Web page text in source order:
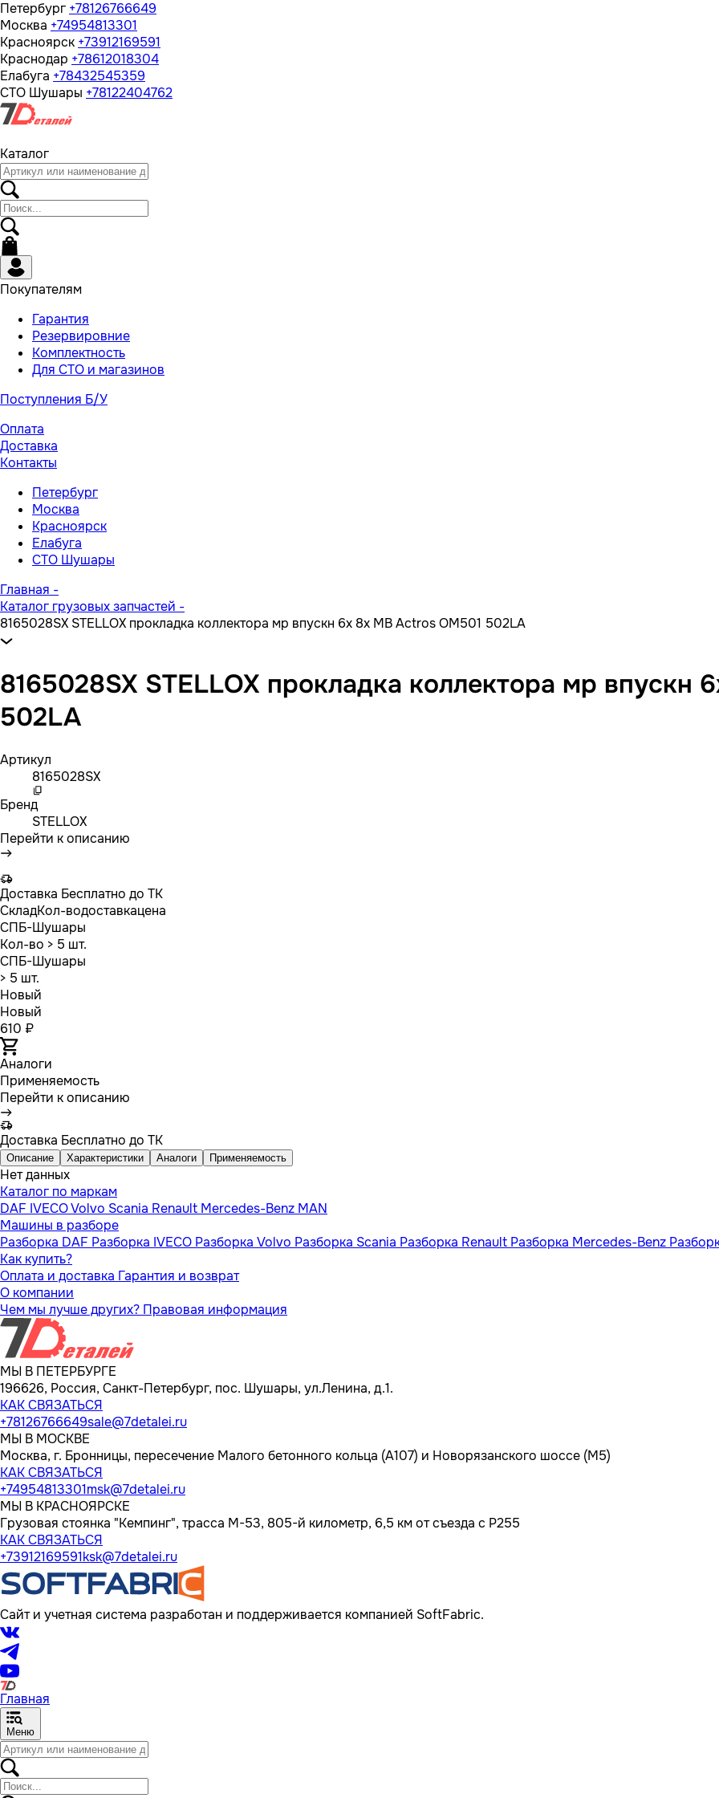
Петербург +78126766649
Москва +74954813301
Красноярск +73912169591
Краснодар +78612018304
Елабуга +78432545359
СТО Шушары +78122404762
Каталог
Покупателям
Гарантия
Резервировние
Комплектность
Для СТО и магазинов
Поступления Б/У
Оплата
Доставка
Контакты
Петербург
Москва
Красноярск
Елабуга
СТО Шушары
Главная -
Каталог грузовых запчастей -
8165028SX STELLOX прокладка коллектора мр впускн 6x 8x MB Actros OM501 502LA
8165028SX STELLOX прокладка коллектора мр впускн
502LA
Артикул
8165028SX
Бренд
STELLOX
Перейти к описанию
Доставка Бесплатно до ТК
СкладКол-водоставкацена
СПБ-Шушары
Кол-во > 5 шт.
СПБ-Шушары
> 5 шт.
Новый
Новый
610 ₽
Аналоги
Применяемость
Перейти к описанию
Доставка Бесплатно до ТК
Описание Характеристики Аналоги Применяемость
Нет данных
Каталог по маркам
DAF IVECOVolvo Scania Renault Mercedes-Benz MAN
Машины в разборе
Разборка DAF Разборка IVECO Разборка Volvo Разборка Scania Разборка Renault Разборка Mercedes-Benz
Как купить?
Оплата и доставка Гарантия и возврат
О компании
Чем мы лучше других? Правовая информация
МЫ В ПЕТЕРБУРГЕ
196626, Россия, Санкт-Петербург, пос. Шушары, ул.Ленина, д.1.
КАК СВЯЗАТЬСЯ
+78126766649sale@7detalei.ru
МЫ В МОСКВЕ
Москва, г. Бронницы, пересечение Малого бетонного кольца (А107) и Новорязанского шоссе (М5)
КАК СВЯЗАТЬСЯ
+74954813301msk@7detalei.ru
МЫ В КРАСНОЯРСКЕ
Грузовая стоянка "Кемпинг", трасса M-53, 805-й километр, 6,5 км от съезда с Р255
КАК СВЯЗАТЬСЯ
+73912169591ksk@7detalei.ru
Сайт и учетная система разработан и поддерживается компанией SoftFabric.
Главная
Меню